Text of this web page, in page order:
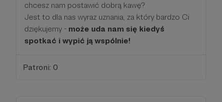
chcesz nam postawić dobrą kawę?
Jest to dla nas wyraz uznania, za który bardzo Ci
dziękujemy - może uda nam się kiedyś
spotkać i wypić ją wspólnie!
Patroni: 0